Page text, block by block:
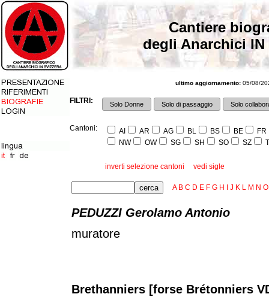
Cantiere
degli Anarchici IN
ultimo aggiornamento: 05/08/
FILTRI: Solo Donne Solo di passaggio Solo
Cantoni: AI AR AG BL BS BE
FR
NW
OW SG SH SO SZ
inverti selezione cantoni vedi sigle
A B C D E F G H J K L M N O
PEDUZZI Gerolamo Antonio
muratore
Brethanniers [forse Brétonniers